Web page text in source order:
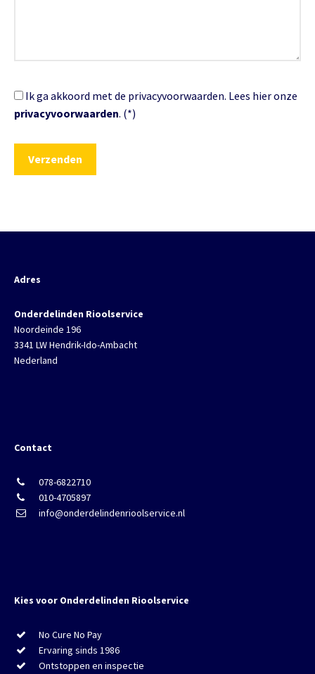
Ik ga akkoord met de privacyvoorwaarden. Lees hier onze
privacyvoorwaarden. (*)
Adres
Onderdelinden Rioolservice
Noordeinde 196
3341 LW Hendrik-Ido-Ambacht
Nederland
Contact
078-6822710
010-4705897
info@onderdelindenrioolservice.nl
Kies voor Onderdelinden Rioolservice
No Cure No Pay
Ervaring sinds 1986
Ontstoppen en inspectie